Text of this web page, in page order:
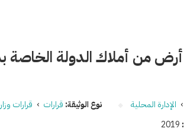
من أملاك الدولة الخاصة
› الإدارة المحلية نوع الوثيقة: قرارات › قرارات
2019